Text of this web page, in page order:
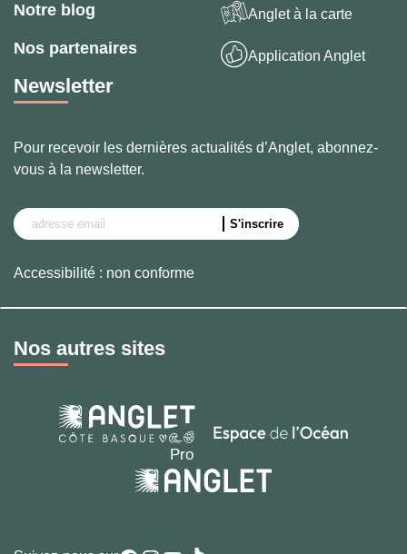
Notre blog
Nos partenaires
Anglet à la carte
Application Anglet
Newsletter
Pour recevoir les dernières actualités d’Anglet, abonnez-
vous à la newsletter.
Accessibilité : non conforme
Nos autres sites